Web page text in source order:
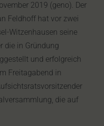
2019 (geno). Der
Feldhoff hat vor zwei
Witzenhausen seine
die in Gründung
und erfolgreich
Freitagabend in
die auf